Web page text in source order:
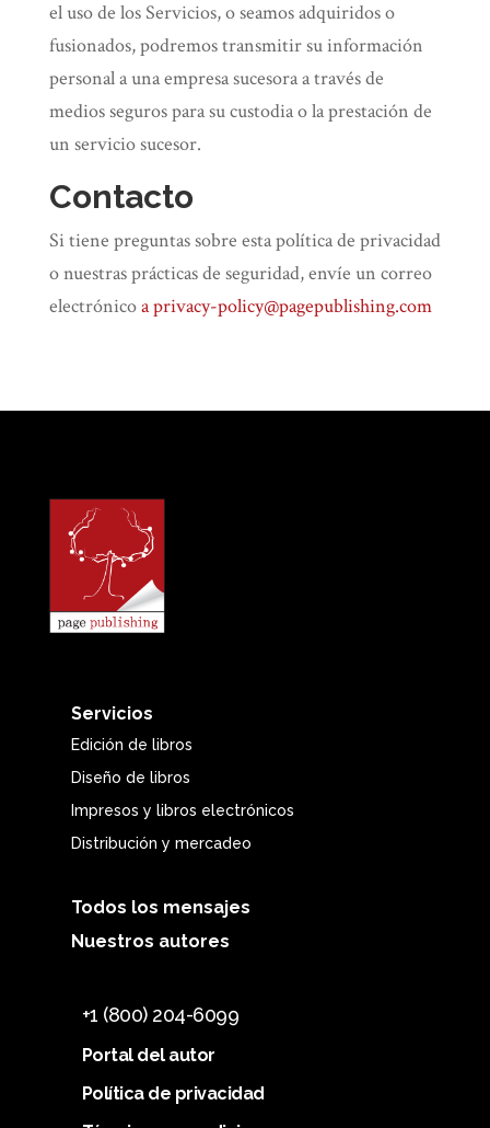
el uso de los Servicios, o seamos adquiridos o
fusionados, podremos transmitir su información
personal a una empresa sucesora a través de
medios seguros para su custodia o la prestación de
un servicio sucesor.
Contacto
Si tiene preguntas sobre esta política de privacidad
o nuestras prácticas de seguridad, envíe un correo
electrónicoa privacy-policy@pagepublishing.com
Servicios
Edición de libros
Diseño de libros
Impresos y libros electrónicos
Distribución y mercadeo
Todos los mensajes
Nuestros autores
+1 (800) 204-6099
Portal del autor
Política de privacidad